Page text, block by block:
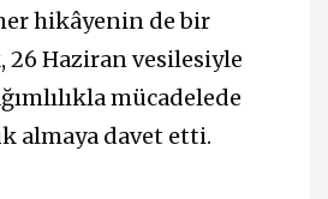
hikâyenin de bir
26 Haziran vesilesiyle
mücadelede
almaya davet etti.